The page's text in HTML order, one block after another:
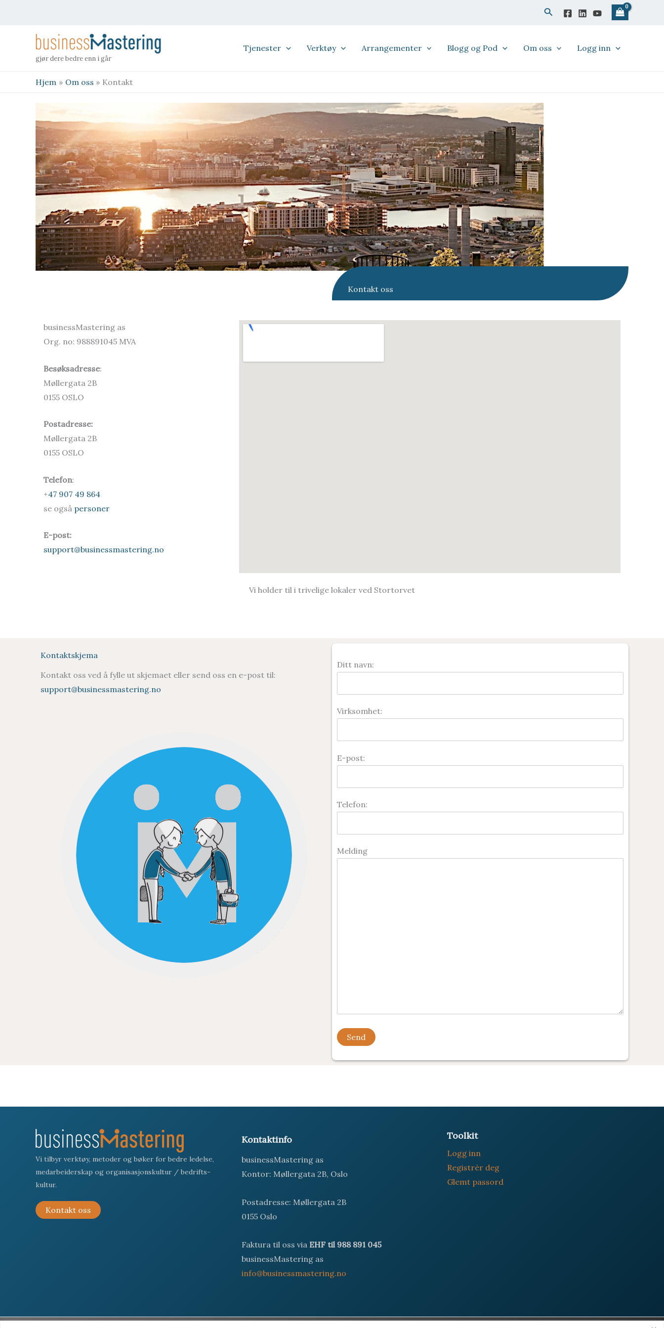
Søk
gjør dere bedre enn i går
Tjenester Verktøy Arrangementer Blogg og Pod Om oss Logg inn
Hjem Om oss Kontakt
Kontakt oss
businessMastering as
Org. no: 988891045 MVA
Besøksadresse:
Møllergata 2B
0155 OSLO
Postadresse:
Møllergata 2B
0155 OSLO
Telefon:
+47 907 49 864
se også personer
E-post:
support@businessmastering.no
Vi holder til i trivelige lokaler ved Stortorvet
Kontaktskjema
Kontakt oss ved å fylle ut skjemaet eller send oss en e-post til:
support@businessmastering.no
Ditt navn:
Virksomhet:
E-post:
Telefon:
Melding
Vi tilbyr verktøy, metoder og bøker for bedre ledelse,
medarbeiderskap og organisasjonskultur / bedrifts-
kultur.
Kontakt oss
Kontaktinfo:
businessMastering as
Kontor: Møllergata 2B, Oslo
Postadresse: Møllergata 2B
0155 Oslo
Faktura til oss via EHF til 988 891 045
businessMastering as
info@businessmastering.no
Toolkit
Logg inn
Registrèr deg
Glemt passord